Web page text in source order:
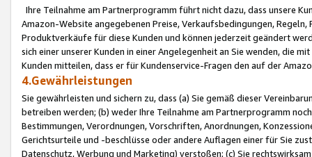
Ihre Teilnahme am Partnerprogramm führt nicht dazu, dass unsere
Amazon-Website angegebenen Preise, Verkaufsbedingungen,
Produktverkäufe für diese Kunden und können jederzeit geändert
sich einer unserer Kunden in einer Angelegenheit an Sie wenden, die
Kunden mitteilen, dass er für Kundenservice-Fragen den auf der
4.Gewährleistungen
Sie gewährleisten und sichern zu, dass (a) Sie gemäß dieser
betreiben werden; (b) weder Ihre Teilnahme am Partnerprogramm
Bestimmungen, Verordnungen, Vorschriften, Anordnungen,
Gerichtsurteile und -beschlüsse oder andere Auflagen einer für Sie
Datenschutz, Werbung und Marketing) verstoßen; (c) Sie